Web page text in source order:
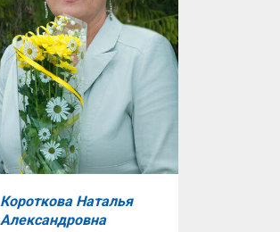
Короткова Наталья
Александровна